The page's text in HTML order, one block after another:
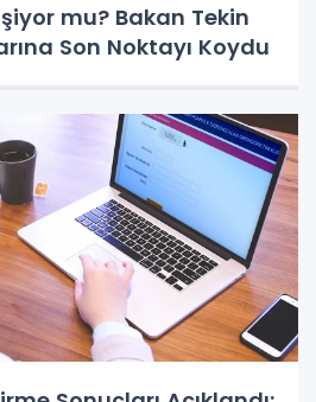
mu? Bakan Tekin
Son Noktayı Koydu